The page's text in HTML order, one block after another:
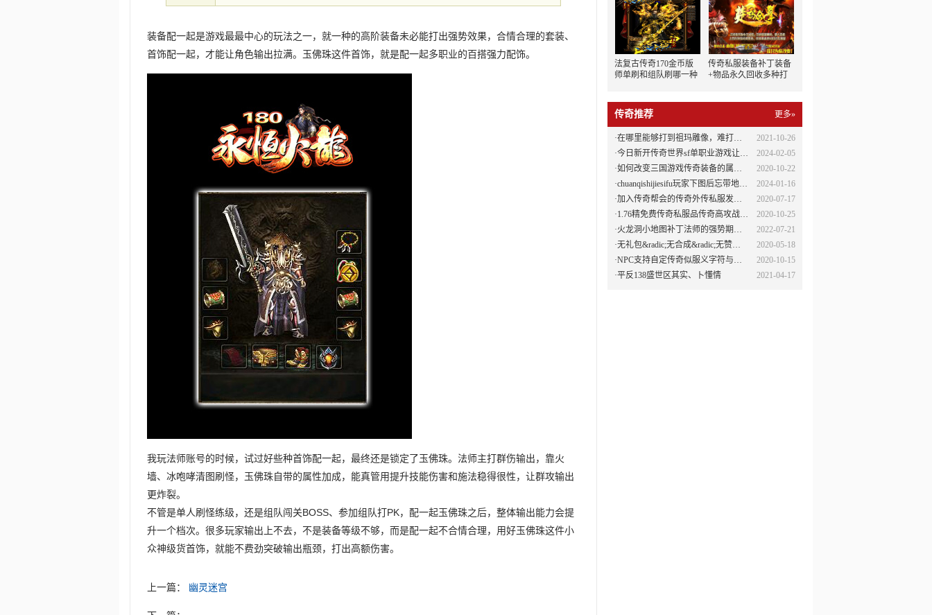
装备配一起是游戏最最中心的玩法之一，就一种的高阶装备未必能打出强势效果，合情合理的套装、
首饰配一起，才能让角色输出拉满。玉佛珠这件首饰，就是配一起多职业的百搭强力配饰。
我玩法师账号的时候，试过好些种首饰配一起，最终还是锁定了玉佛珠。法师主打群伤输出，靠火
墙、冰咆哮清图刷怪，玉佛珠自带的属性加成，能真管用提升技能伤害和施法稳得很性，让群攻输出
更炸裂。
不管是单人刷怪练级，还是组队闯关BOSS、参加组队打PK，配一起玉佛珠之后，整体输出能力会提
升一个档次。很多玩家输出上不去，不是装备等级不够，而是配一起不合情合理，用好玉佛珠这件小
众神级货首饰，就能不费劲突破输出瓶颈，打出高额伤害。
上一篇： 幽灵迷宫
法复古传奇170金币版
师单刷和组队刷哪一种
传奇私服装备补丁装备
+物品永久回收多种打
传奇推荐 更多»
2021-10-26
·在哪里能够打到祖玛雕像，难打吗？
2024-02-05
·今日新开传奇世界sf单职业游戏让玩家沉浸欢乐
2020-10-22
·如何改变三国游戏传奇装备的属性值
2024-01-16
·chuanqishijiesifu玩家下图后忘带地牢卷怎样操作法师表现没阿谁必要
2020-07-17
·加入传奇帮会的传奇外传私服发布好处
2020-10-25
·1.76精免费传奇私服品传奇高攻战士应该先出爆击套
2022-07-21
·火龙洞小地图补丁法师的强势期在多少级
2020-05-18
·无礼包&radic;无合成&radic;无赞助&radic;无待遇&radic;无比例&ra176大极品元素dic;全图BOSS&radic;所有全爆
2020-10-15
·NPC支持自定传奇似服义字符与数字功能
2021-04-17
·平反138盛世区其实、卜懂情